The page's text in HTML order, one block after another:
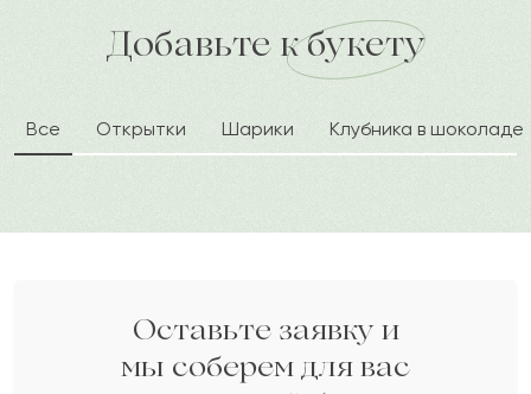
доставка по городу в течение часа
2024-04-08
Т 2024-03-13
Тансык
Д 2023-10-12
Диляра
2023-09-09
Айбат
Добавьте к букету
Все Открытки Шарики Клубника в шоколаде
Оставьте заявку и
мы соберем для вас